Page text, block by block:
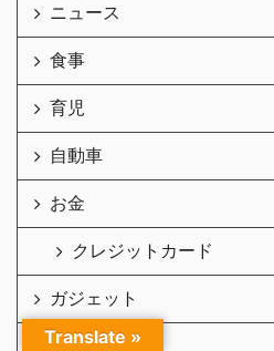
ニュース
食事
育児
自動車
お金
クレジットカード
ガジェット
カメラ
Translate »